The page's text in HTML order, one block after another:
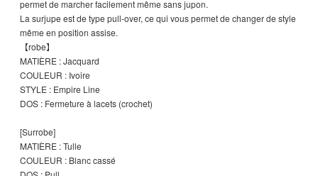
permet de marcher facilement même sans jupon.
La surjupe est de type pull-over, ce qui vous permet de changer de style
même en position assise.
【robe】
MATIÈRE : Jacquard
COULEUR : Ivoire
STYLE : Empire Line
DOS : Fermeture à lacets (crochet)
[Surrobe]
MATIÈRE : Tulle
COULEUR : Blanc cassé